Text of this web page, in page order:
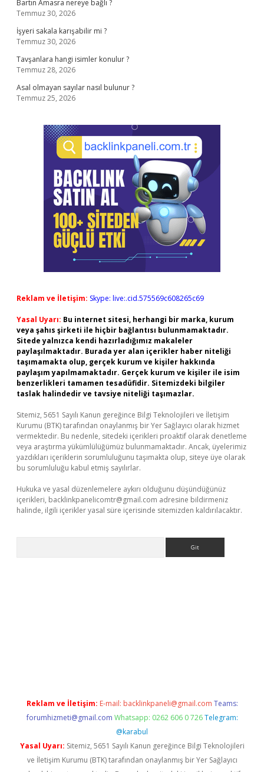
Bartın Amasra nereye bağlı ?
Temmuz 30, 2026
İşyeri sakala karışabilir mi ?
Temmuz 30, 2026
Tavşanlara hangi isimler konulur ?
Temmuz 28, 2026
Asal olmayan sayılar nasıl bulunur ?
Temmuz 25, 2026
Reklam ve İletişim: Skype: live:.cid.575569c608265c69
Yasal Uyarı: Bu internet sitesi, herhangi bir marka, kurum
veya şahıs şirketi ile hiçbir bağlantısı bulunmamaktadır.
Sitede yalnızca kendi hazırladığımız makaleler
paylaşılmaktadır. Burada yer alan içerikler haber niteliği
taşımamakta olup, gerçek kurum ve kişiler hakkında
paylaşım yapılmamaktadır. Gerçek kurum ve kişiler ile isim
benzerlikleri tamamen tesadüfidir. Sitemizdeki bilgiler
taslak halindedir ve tavsiye niteliği taşımazlar.
Sitemiz, 5651 Sayılı Kanun gereğince Bilgi Teknolojileri ve İletişim
Kurumu (BTK) tarafından onaylanmış bir Yer Sağlayıcı olarak hizmet
vermektedir. Bu nedenle, sitedeki içerikleri proaktif olarak denetleme
veya araştırma yükümlülüğümüz bulunmamaktadır. Ancak, üyelerimiz
yazdıkları içeriklerin sorumluluğunu taşımakta olup, siteye üye olarak
bu sorumluluğu kabul etmiş sayılırlar.
Hukuka ve yasal düzenlemelere aykırı olduğunu düşündüğünüz
içerikleri, backlinkpanelicomtr@gmail.com adresine bildirmeniz
halinde, ilgili içerikler yasal süre içerisinde sitemizden kaldırılacaktır.
Reklam ve İletişim: E-mail: backlinkpaneli@gmail.com Teams:
forumhizmeti@gmail.com Whatsapp: 0262 606 0 726 Telegram:
@karabul
Yasal Uyarı: Sitemiz, 5651 Sayılı Kanun gereğince Bilgi Teknolojileri
ve İletişim Kurumu (BTK) tarafından onaylanmış bir Yer Sağlayıcı